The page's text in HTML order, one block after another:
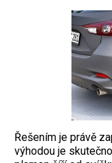
Řešením je právě
výhodou je